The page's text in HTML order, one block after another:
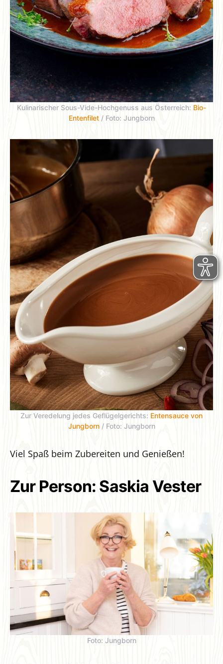
Kulinarischer Sous-Vide-Hochgenuss aus Österreich: Bio-
Entenfilet/ Foto: Jungborn
Zur Veredelung jedes Geflügelgerichts: Entensauce von
Jungborn/ Foto: Jungborn
Viel Spaß beim Zubereiten und Genießen!
Zur Person: Saskia Vester
Foto: Jungborn